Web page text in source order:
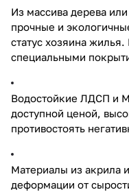
Из массива дерева
прочные и
статус хозяина
специальными
Водостойкие ЛДСП и
доступной ценой,
противостоять
Материалы из акрила
деформации от